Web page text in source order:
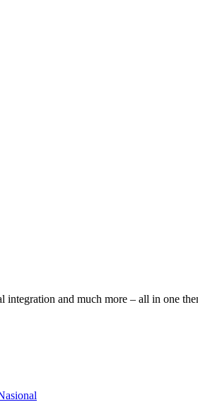
integration and much more – all in one